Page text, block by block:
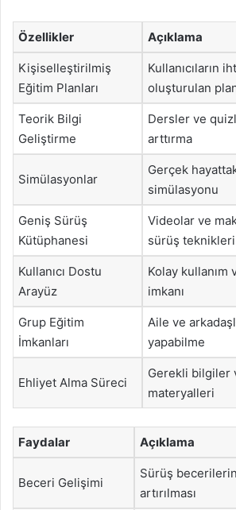
Özellikler Açıklama
Kişiselleştirilmiş
Eğitim Planları
Kullanıcıların
oluşturulan
Teorik Bilgi
Geliştirme
Dersler ve
arttırma
Simülasyonlar
Gerçek
simülasyonu
Geniş Sürüş
Kütüphanesi
Videolar ve
sürüş teknikleri
Kullanıcı Dostu
Arayüz
Kolay
imkanı
Grup Eğitim
İmkanları
Aile ve
yapabilme
Ehliyet Alma Süreci
Gerekli bilgiler
materyalleri
Faydalar Açıklama
Beceri Gelişimi
Sürüş
artırılması